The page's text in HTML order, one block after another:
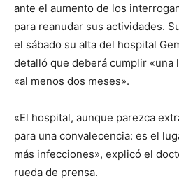
ante el aumento de los
para reanudar sus actividades.
el sábado su alta del hospital
detalló que deberá cumplir «una
«al menos dos meses».
«El hospital, aunque parezca
para una convalecencia: es el
más infecciones», explicó el
rueda de prensa.